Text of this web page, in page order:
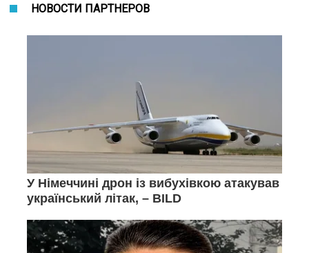
НОВОСТИ ПАРТНЕРОВ